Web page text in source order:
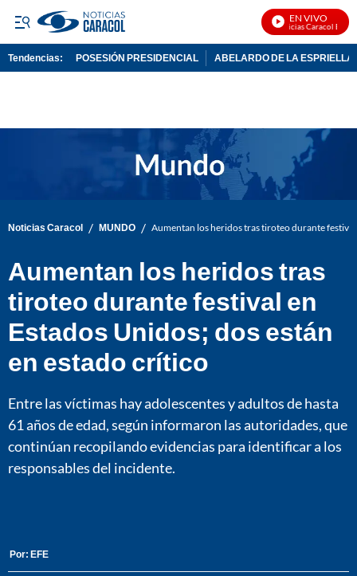
EN VIVO
Noticias Caracol En Vivo
Tendencias: POSESIÓN PRESIDENCIAL ABELARDO DE LA ESPRIELLA
Noticias Caracol / MUNDO / Aumentan los heridos tras tiroteo durante
Aumentan los heridos tras
tiroteo durante festival en
Estados Unidos; dos están
en estado crítico
Entre las víctimas hay adolescentes y adultos de hasta
61 años de edad, según informaron las autoridades, que
continúan recopilando evidencias para identificar a los
responsables del incidente.
Por: EFE